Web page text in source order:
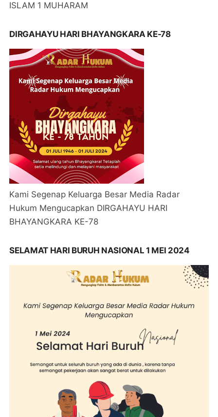
ISLAM 1 MUHARAM
DIRGAHAYU HARI BHAYANGKARA KE-78
Kami Segenap Keluarga Besar Media Radar
Hukum Mengucapkan DIRGAHAYU HARI
BHAYANGKARA KE-78
SELAMAT HARI BURUH NASIONAL 1 MEI 2024